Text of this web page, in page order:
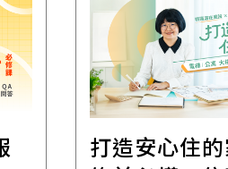
打造安心住